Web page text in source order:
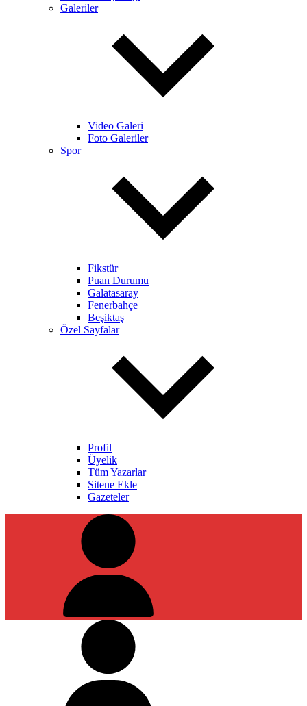
Galeriler
Video Galeri
Foto Galeriler
Spor
Fikstür
Puan Durumu
Galatasaray
Fenerbahçe
Beşiktaş
Özel Sayfalar
Profil
Üyelik
Tüm Yazarlar
Sitene Ekle
Gazeteler